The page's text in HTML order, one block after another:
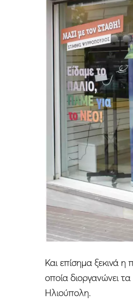
Και επίσημα ξεκινά
οποία διοργανώνει
Ηλιούπολη.